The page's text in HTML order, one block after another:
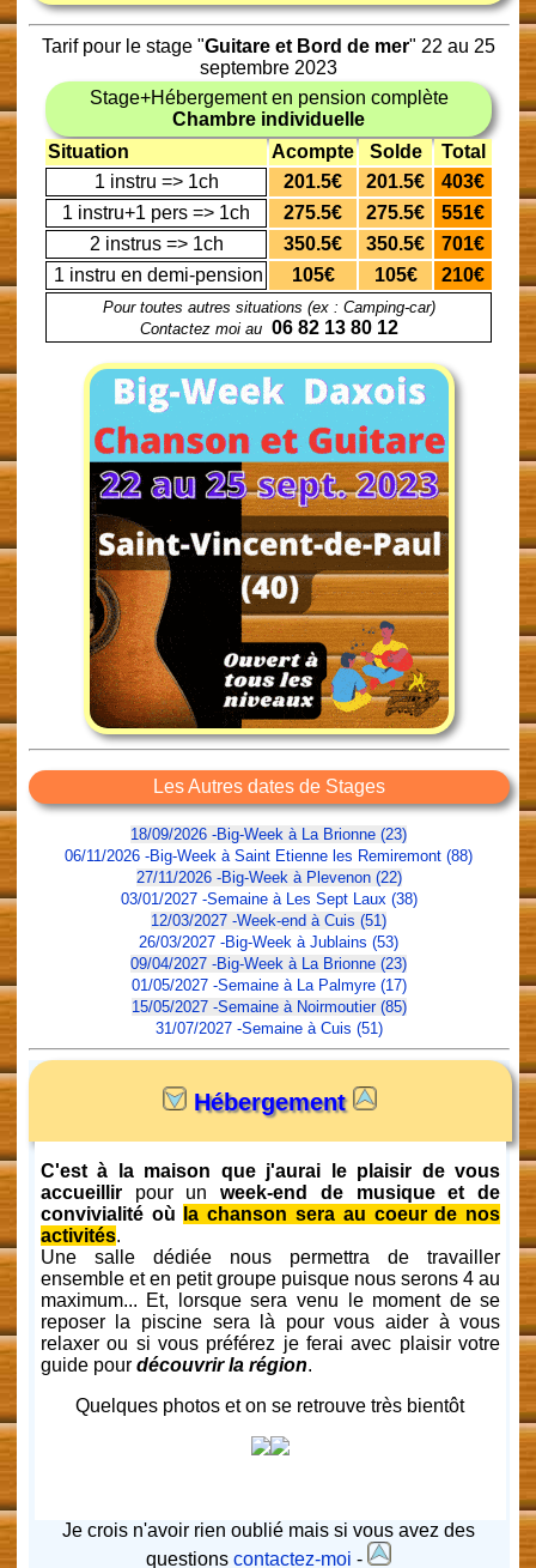
Tarif pour le stage "Guitare et Bord de mer" 22 au 25
septembre 2023
Stage+Hébergement en pension complète
Chambre individuelle
Situation
Acompte Solde
Total
1 instru => 1ch
201.5€ 201.5€
403€
1 instru+1 pers => 1ch
275.5€ 275.5€
551€
2 instrus => 1ch
350.5€ 350.5€
701€
1 instru en demi-pension
105€ 105€ 210€
Pour toutes autres situations (ex : Camping-car)
Contactez moi au 06 82 13 80 12
Les Autres dates de Stages
18/09/2026 -Big-Week à La Brionne (23)
06/11/2026 -Big-Week à Saint Etienne les Remiremont (88)
27/11/2026 -Big-Week à Plevenon (22)
03/01/2027 -Semaine à Les Sept Laux (38)
12/03/2027 -Week-end à Cuis (51)
26/03/2027 -Big-Week à Jublains (53)
09/04/2027 -Big-Week à La Brionne (23)
01/05/2027 -Semaine à La Palmyre (17)
15/05/2027 -Semaine à Noirmoutier (85)
31/07/2027 -Semaine à Cuis (51)
Hébergement
C'est à la maison que j'aurai le plaisir de vous
accueillirpour unweek-end de musique et de
convivialité où
la chanson sera au coeur de nos
activités.
Une salle dédiée nous permettra de travailler
ensemble et en petit groupe puisque nous serons 4 au
maximum... Et, lorsque sera venu le moment de se
reposer la piscine sera là pour vous aider à vous
relaxer ou si vous préférez je ferai avec plaisir votre
guide pour découvrir la région.
Quelques photos et on se retrouve très bientôt
Je crois n'avoir rien oublié mais si vous avez des
questionscontactez-moi -